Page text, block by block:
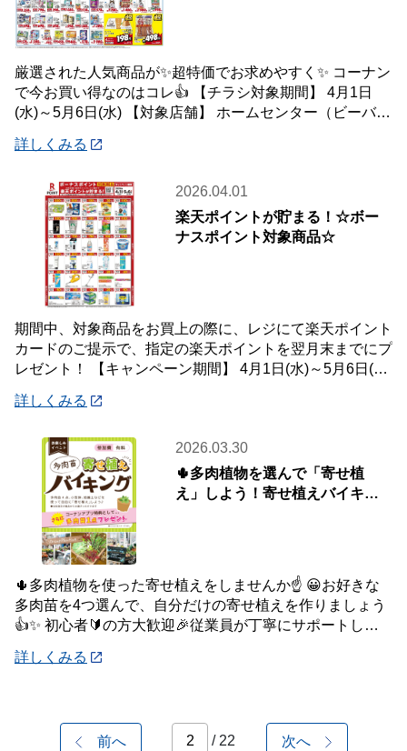
厳選された人気商品が✨超特価でお求めやすく✨ コーナン
で今お買い得なのはコレ👍 【チラシ対象期間】 4月1日
(水)～5月6日(水) 【対象店舗】 ホームセンター（ビーバー
詳しくみる
2026.04.01
楽天ポイントが貯まる！☆ボー
ナスポイント対象商品☆
期間中、対象商品をお買上の際に、レジにて楽天ポイント
カードのご提示で、指定の楽天ポイントを翌月末までにプ
レゼント！ 【キャンペーン期間】 4月1日(水)～5月6日(水)
詳しくみる
2026.03.30
🌵多肉植物を選んで「寄せ植
え」しよう！寄せ植えバイキン
🌵多肉植物を使った寄せ植えをしませんか☝️ 😀お好きな
多肉苗を4つ選んで、自分だけの寄せ植えを作りましょう
👍✨ 初心者🔰の方大歓迎🎉従業員が丁寧にサポートしま
詳しくみる
前へ / 22 次へ